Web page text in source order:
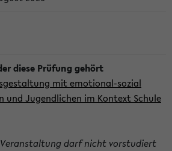
mit emotional-sozial
und Jugendlichen im Kontext Schule
Veranstaltung darf nicht vorstudiert